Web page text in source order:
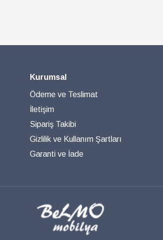
Kurumsal
Ödeme ve Teslimat
İletişim
Sipariş Takibi
Gizlilik ve Kullanım Şartları
Garanti ve İade